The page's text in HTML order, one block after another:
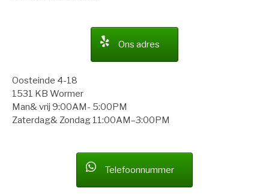
Ons adres
Oosteinde 4-18
1531 KB Wormer
Man& vrij 9:00AM- 5:00PM
Zaterdag& Zondag 11:00AM–3:00PM
Telefoonnummer